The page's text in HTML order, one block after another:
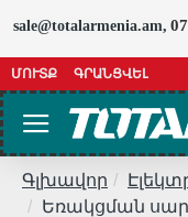
sale@totalarmenia.am,
ՄՈՒՏՔ ԳՐԱՆՑՎԵԼ
Գլխավոր
Եռակցման